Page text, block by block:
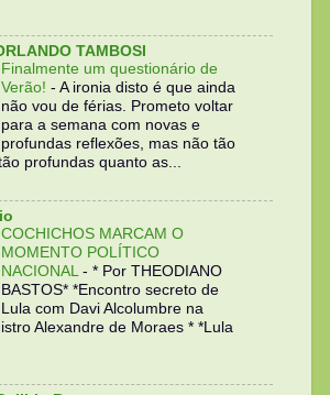
TAMBOSI
Finalmente um questionário de
Verão! - A ironia disto é que ainda
não vou de férias. Prometo voltar
para a semana com novas e
profundas reflexões, mas não tão
profundas quanto as...
COCHICHOS MARCAM O
MOMENTO POLÍTICO
NACIONAL - * Por THEODIANO
BASTOS* *Encontro secreto de
Lula com Davi Alcolumbre na
Alexandre de Moraes * *Lula